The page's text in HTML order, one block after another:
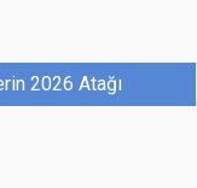
2026 Atağı